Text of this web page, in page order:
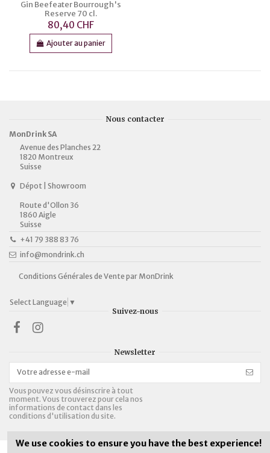
Gin Beefeater Bourrough's
Reserve 70 cl.
80,40 CHF
Ajouter au panier
Nous contacter
MonDrink SA
Avenue des Planches 22
1820 Montreux
Suisse
Dépot | Showroom
Route d'Ollon 36
1860 Aigle
Suisse
+41 79 388 83 76
info@mondrink.ch
Conditions Générales de Vente par MonDrink
Select Language ▼
Suivez-nous
Newsletter
Vous pouvez vous désinscrire à tout
moment. Vous trouverez pour cela nos
informations de contact dans les
conditions d'utilisation du site.
We use cookies to ensure you have the best experience!